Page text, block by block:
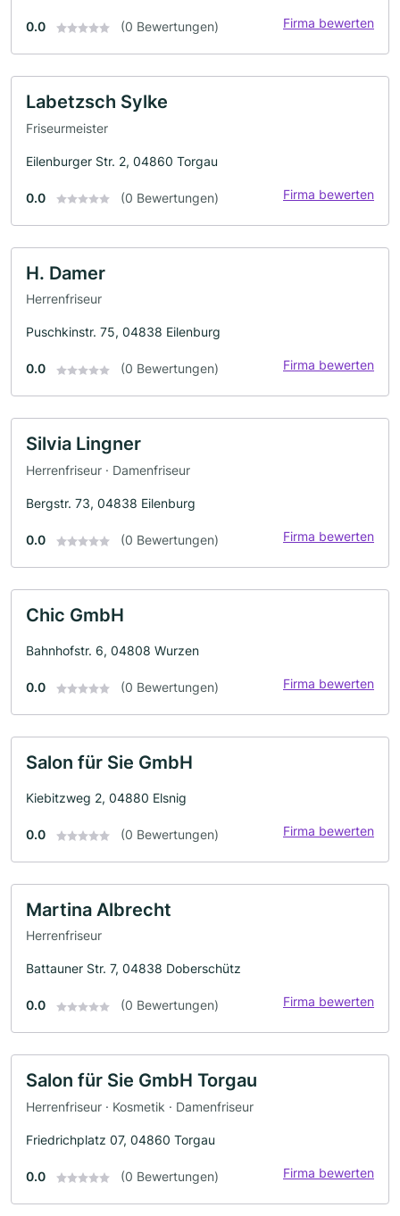
0.0 (0 Bewertungen) Firma bewerten
Labetzsch Sylke
Friseurmeister
Eilenburger Str. 2, 04860 Torgau
0.0 (0 Bewertungen) Firma bewerten
H. Damer
Herrenfriseur
Puschkinstr. 75, 04838 Eilenburg
0.0 (0 Bewertungen) Firma bewerten
Silvia Lingner
Herrenfriseur · Damenfriseur
Bergstr. 73, 04838 Eilenburg
0.0 (0 Bewertungen) Firma bewerten
Chic GmbH
Bahnhofstr. 6, 04808 Wurzen
0.0 (0 Bewertungen) Firma bewerten
Salon für Sie GmbH
Kiebitzweg 2, 04880 Elsnig
0.0 (0 Bewertungen) Firma bewerten
Martina Albrecht
Herrenfriseur
Battauner Str. 7, 04838 Doberschütz
0.0 (0 Bewertungen) Firma bewerten
Salon für Sie GmbH Torgau
Herrenfriseur · Kosmetik · Damenfriseur
Friedrichplatz 07, 04860 Torgau
0.0 (0 Bewertungen) Firma bewerten